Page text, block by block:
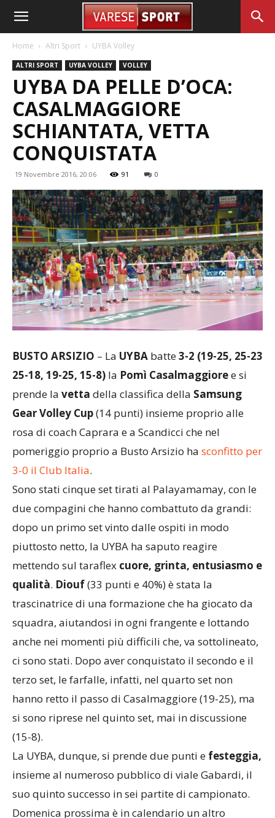
Home Altri Sport UYBA Volley
ALTRI SPORT UYBA VOLLEY VOLLEY
UYBA DA PELLE D’OCA:
CASALMAGGIORE
SCHIANTATA, VETTA
CONQUISTATA
19 Novembre 2016, 20:06 91 0
BUSTO ARSIZIO – La UYBA batte3-2 (19-25, 25-23
25-18, 19-25, 15-8) la Pomì Casalmaggioree si
prende la vetta della classifica della Samsung
Gear Volley Cup(14 punti) insieme proprio alle
rosa di coach Caprara e a Scandicci che nel
pomeriggio proprio a Busto Arsizio ha sconfitto per
3-0 il Club Italia.
Sono stati cinque set tirati al Palayamamay, con le
due compagini che hanno combattuto da grandi:
dopo un primo set vinto dalle ospiti in modo
piuttosto netto, la UYBA ha saputo reagire
mettendo sul taraflex cuore, grinta, entusiasmo e
qualità. Diouf(33 punti e 40%) è stata la
trascinatrice di una formazione che ha giocato da
squadra, aiutandosi in ogni frangente e lottando
anche nei momenti più difficili che, va sottolineato,
ci sono stati. Dopo aver conquistato il secondo e il
terzo set, le farfalle, infatti, nel quarto set non
hanno retto il passo di Casalmaggiore (19-25), ma
si sono riprese nel quinto set, mai in discussione
(15-8).
La UYBA, dunque, si prende due punti e festeggia,
insieme al numeroso pubblico di viale Gabardi, il
suo quinto successo in sei partite di campionato.
Domenica prossima è in calendario un altro